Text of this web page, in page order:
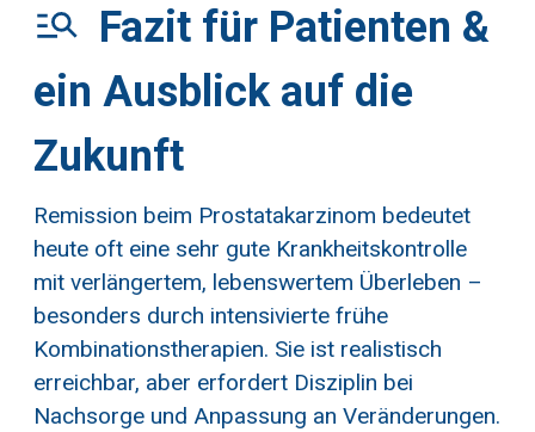
Fazit für Patienten &
ein Ausblick auf die
Zukunft
Remission beim Prostatakarzinom bedeutet
heute oft eine sehr gute Krankheitskontrolle
mit verlängertem, lebenswertem Überleben –
besonders durch intensivierte frühe
Kombinationstherapien. Sie ist realistisch
erreichbar, aber erfordert Disziplin bei
Nachsorge und Anpassung an Veränderungen.